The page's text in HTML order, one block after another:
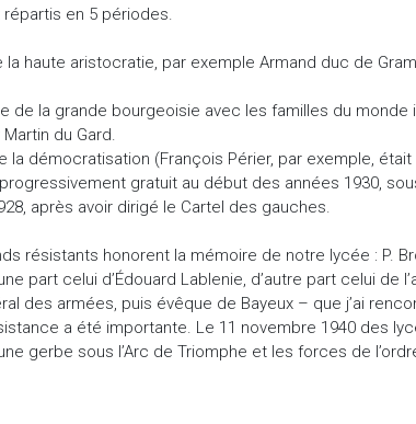
en 5 périodes.
la haute aristocratie, par exemple Armand duc de
de la grande bourgeoisie avec les familles du
du Gard.
la démocratisation (François Périer, par exemple,
gratuit au début des années 1930,
après avoir dirigé le Cartel des gauches.
résistants honorent la mémoire de notre lycée : P.
part celui d’Édouard Lablenie, d’autre part celui de
des armées, puis évêque de Bayeux – que j’ai
a été importante. Le 11 novembre 1940 des
gerbe sous l’Arc de Triomphe et les forces de